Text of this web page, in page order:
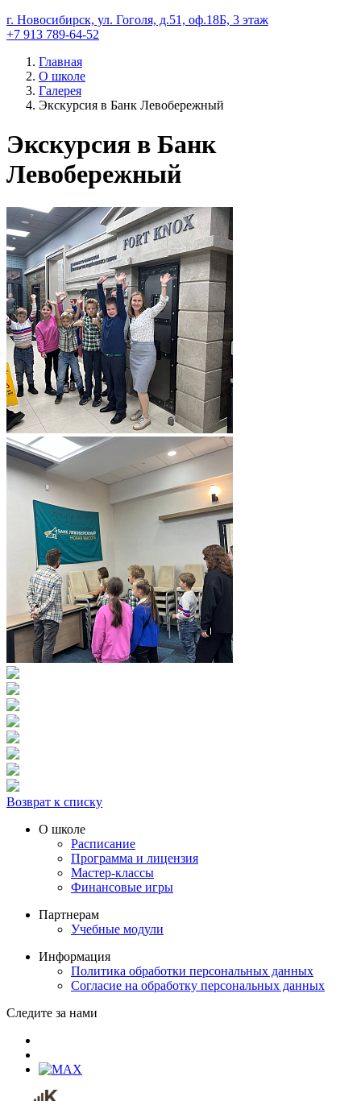
г. Новосибирск, ул. Гоголя, д.51, оф.18Б, 3 этаж
+7 913 789-64-52
Главная
О школе
Галерея
Экскурсия в Банк Левобережный
Экскурсия в Банк
Левобережный
Возврат к списку
О школе
Расписание
Программа и лицензия
Мастер-классы
Финансовые игры
Партнерам
Учебные модули
Информация
Политика обработки персональных данных
Согласие на обработку персональных данных
Следите за нами